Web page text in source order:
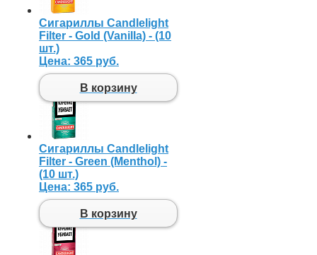
Сигариллы Candlelight
Filter - Gold (Vanilla) - (10
шт.)
Цена: 365 руб.
В корзину
Сигариллы Candlelight
Filter - Green (Menthol) -
(10 шт.)
Цена: 365 руб.
В корзину